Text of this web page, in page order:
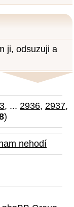
ji, odsuzuji a
3, ... 2936, 2937,
)
nehodí